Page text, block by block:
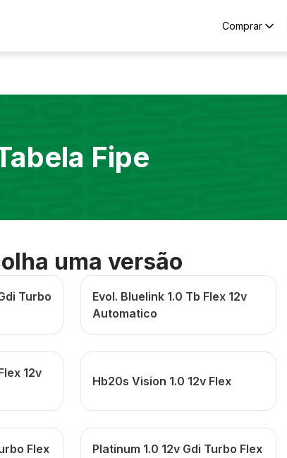
Comprar
Fipe
uma versão
Turbo
Evol. Bluelink 1.0 Tb Flex 12v
Automatico
12v
Hb20s Vision 1.0 12v Flex
Flex
Platinum 1.0 12v Gdi Turbo Flex